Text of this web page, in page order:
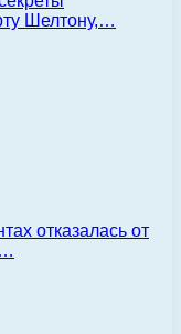
Шелтону,…
отказалась от